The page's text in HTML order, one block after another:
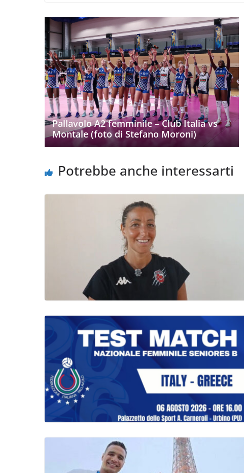
Pallavolo A2 femminile – Club Italia vs
Montale (foto di Stefano Moroni)
Potrebbe anche interessarti